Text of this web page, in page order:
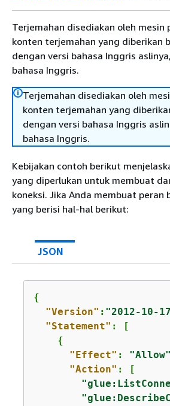
Terjemahan disediakan oleh mesin
konten terjemahan yang diberikan
dengan versi bahasa Inggris
bahasa Inggris.
Terjemahan disediakan oleh
konten terjemahan yang
dengan versi bahasa Inggris
bahasa Inggris.
Kebijakan contoh berikut
yang diperlukan untuk membuat
koneksi. Jika Anda membuat peran
yang berisi hal-hal berikut:
JSON
{
"Version" : "2012-10-
"Statement" : [
{
"Effect" : "Allow"
"Action" : [